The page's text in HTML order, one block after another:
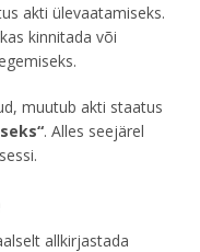
akti ülevaatamiseks.
kinnitada või
muutub akti staatus
. Alles seejärel
allkirjastada